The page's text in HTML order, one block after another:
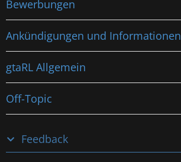
Bewerbungen
Ankündigungen und Informationen
gtaRL Allgemein
Off-Topic
Feedback